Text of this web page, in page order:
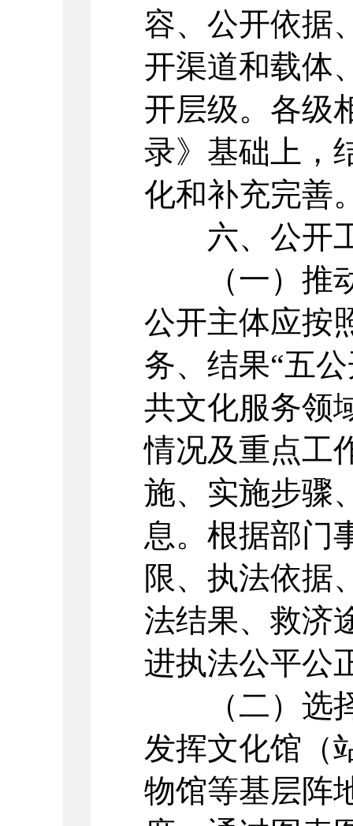
容、公开依据
开渠道和载体
开层级。各级
录》基础上，
化和补充完善
六、公开
（一）推动
公开主体应按
务、结果“五
共文化服务领
情况及重点工
施、实施步骤
息。根据部门
限、执法依据
法结果、救济
进执法公平公
（二）选择
发挥文化馆（
物馆等基层阵